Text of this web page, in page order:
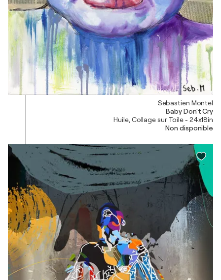
Sebastien Montel
Baby Don't Cry
Huile, Collage sur Toile - 24x18in
Non disponible